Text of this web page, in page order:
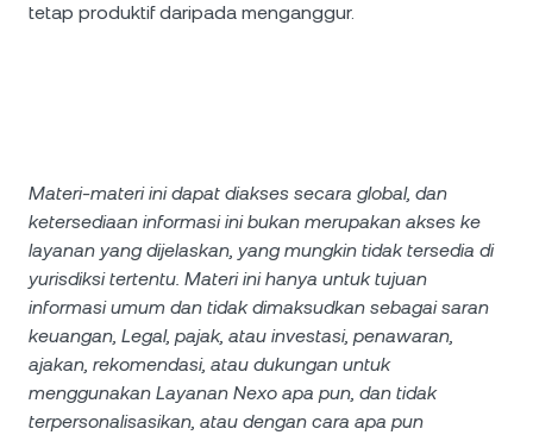
tetap produktif daripada menganggur.
Materi-materi ini dapat diakses secara global, dan
ketersediaan informasi ini bukan merupakan akses ke
layanan yang dijelaskan, yang mungkin tidak tersedia di
yurisdiksi tertentu. Materi ini hanya untuk tujuan
informasi umum dan tidak dimaksudkan sebagai saran
keuangan, Legal, pajak, atau investasi, penawaran,
ajakan, rekomendasi, atau dukungan untuk
menggunakan Layanan Nexo apa pun, dan tidak
terpersonalisasikan, atau dengan cara apa pun